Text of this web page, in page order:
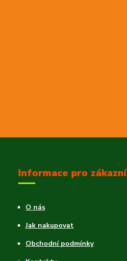
Informace pro
O nás
Jak nakupovat
Obchodní podmínky